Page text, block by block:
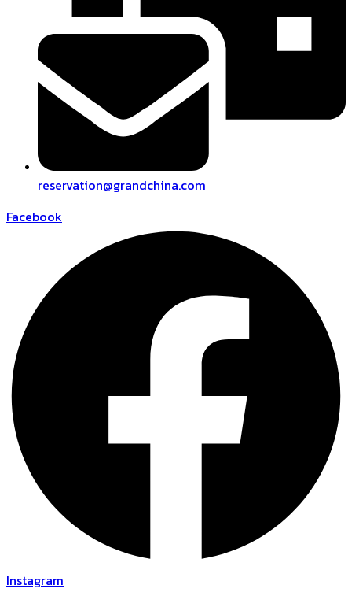
reservation@grandchina.com
Facebook
Instagram